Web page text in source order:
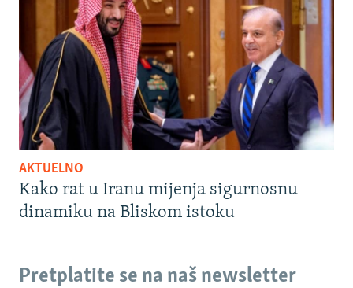
AKTUELNO
Kako rat u Iranu mijenja sigurnosnu
dinamiku na Bliskom istoku
Pretplatite se na naš newsletter